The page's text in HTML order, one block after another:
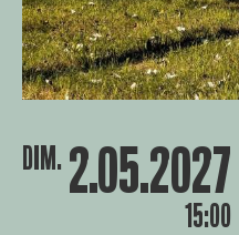
DIM. 2.05.2027
15:00